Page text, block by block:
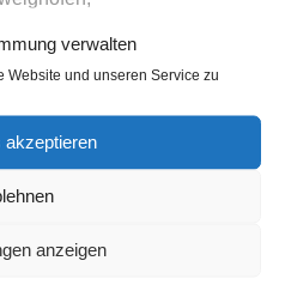
verwalten
Website und unseren Service zu
akzeptieren
anzeigen
Strompreisvergleich